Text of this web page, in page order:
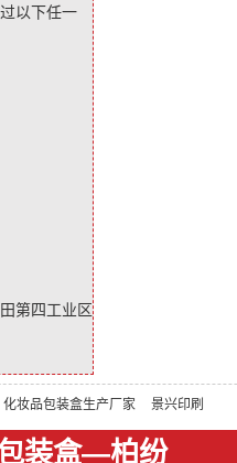
以下任一
第四工业区
化妆品包装盒生产厂家 景兴印刷
装盒—柏纷